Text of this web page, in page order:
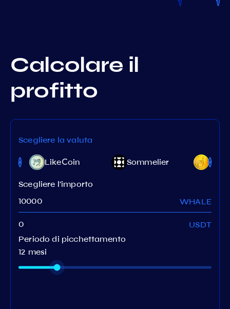
Calcolare il
profitto
Scegliere la valuta
LikeСoin Sommelier
Scegliere l'importo
WHALE
USDT
Periodo di picchettamento
12 mesi